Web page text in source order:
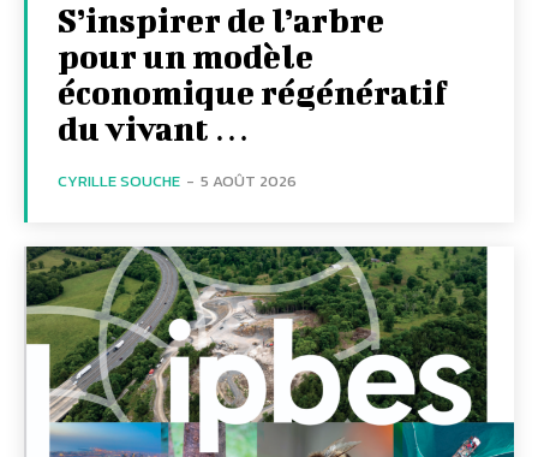
S’inspirer de l’arbre
pour un modèle
économique régénératif
du vivant …
CYRILLE SOUCHE - 5 AOÛT 2026